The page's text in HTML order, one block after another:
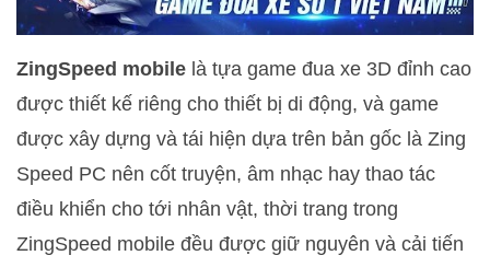
ZingSpeed mobile là tựa game đua xe 3D đỉnh cao
được thiết kế riêng cho thiết bị di động, và game
được xây dựng và tái hiện dựa trên bản gốc là Zing
Speed PC nên cốt truyện, âm nhạc hay thao tác
điều khiển cho tới nhân vật, thời trang trong
ZingSpeed mobile đều được giữ nguyên và cải tiến